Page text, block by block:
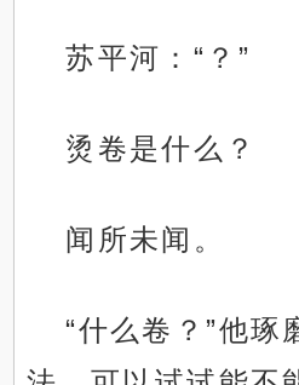
苏平河：“？”
烫卷是什么？
闻所未闻。
“什么卷？”他琢